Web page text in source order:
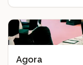
Agora